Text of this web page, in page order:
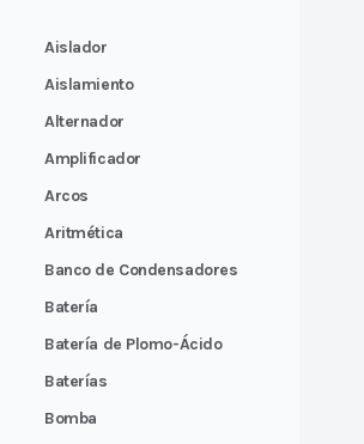
Aislador
Aislamiento
Alternador
Amplificador
Arcos
Aritmética
Banco de Condensadores
Batería
Batería de Plomo-Ácido
Baterías
Bomba